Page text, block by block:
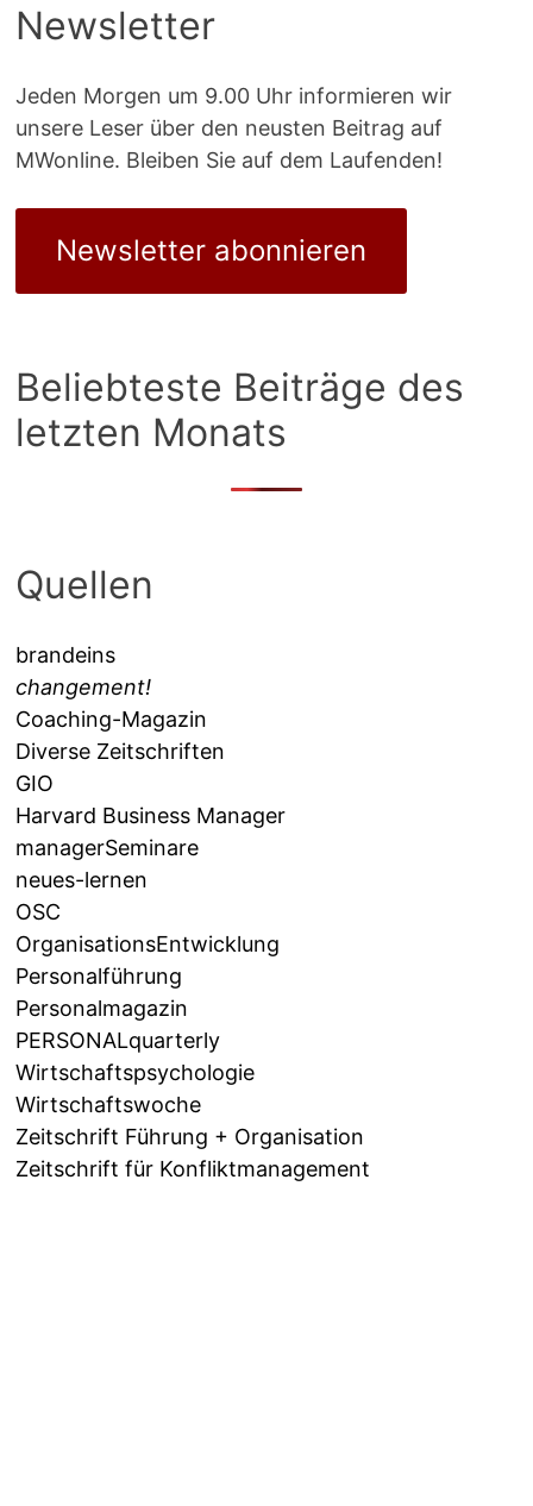
Newsletter
Jeden Morgen um 9.00 Uhr informieren wir
unsere Leser über den neusten Beitrag auf
MWonline. Bleiben Sie auf dem Laufenden!
Newsletter abonnieren
Beliebteste Beiträge des
letzten Monats
Quellen
brandeins
changement!
Coaching-Magazin
Diverse Zeitschriften
GIO
Harvard Business Manager
managerSeminare
neues-lernen
OSC
OrganisationsEntwicklung
Personalführung
Personalmagazin
PERSONALquarterly
Wirtschaftspsychologie
Wirtschaftswoche
Zeitschrift Führung + Organisation
Zeitschrift für Konfliktmanagement